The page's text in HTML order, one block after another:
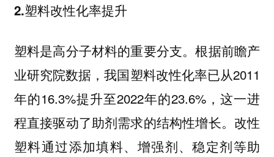
2.塑料改性化率提升
塑料是高分子材料的重要分支。根据前瞻产
业研究院数据，我国塑料改性化率已从2011
年的16.3%提升至2022年的23.6%，这一进
程直接驱动了助剂需求的结构性增长。改性
塑料通过添加填料、增强剂、稳定剂等助